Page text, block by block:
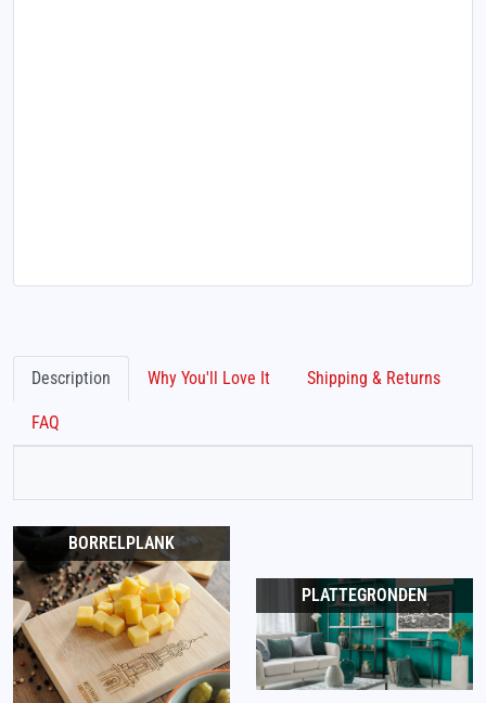
Description Why You'll Love It Shipping & Returns
FAQ
BORRELPLANK
PLATTEGRONDEN